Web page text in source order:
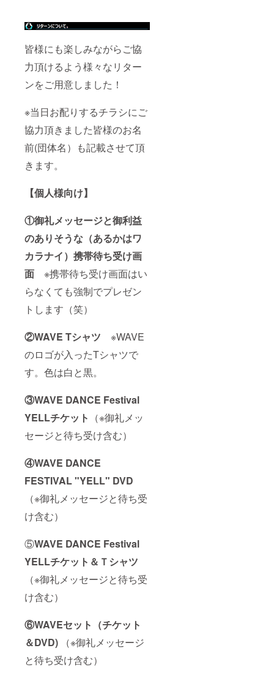
皆様にも楽しみながらご協
力頂けるよう様々なリター
ンをご用意しました！
※当日お配りするチラシにご
協力頂きました皆様のお名
前(団体名）も記載させて頂
きます。
【個人様向け】
①御礼メッセージと御利益
のありそうな（あるかはワ
カラナイ）携帯待ち受け画
面 ※携帯待ち受け画面はい
らなくても強制でプレゼン
トします（笑）
②WAVE Tシャツ ※WAVE
のロゴが入ったTシャツで
す。色は白と黒。
③WAVE DANCE Festival
YELLチケット （※御礼メッ
セージと待ち受け含む）
④WAVE DANCE
FESTIVAL "YELL" DVD
（※御礼メッセージと待ち受
け含む）
⑤WAVE DANCE Festival
YELLチケット＆Ｔシャツ
（※御礼メッセージと待ち受
け含む）
⑥WAVEセット（チケット
＆DVD)
（※御礼メッセージ
と待ち受け含む）